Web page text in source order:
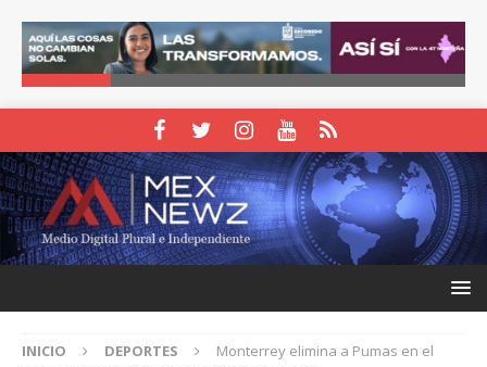
INICIO DEPORTES
Monterrey elimina a Pumas en el